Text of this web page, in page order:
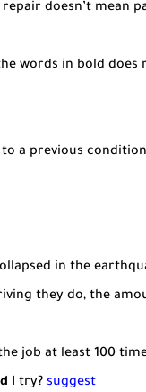
doesn’t mean
words in bold does
a previous
in the
they do, the
job at least 100
I try? suggest